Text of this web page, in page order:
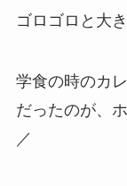
ゴロゴロと大
学食の時のカ
だったのが、
／